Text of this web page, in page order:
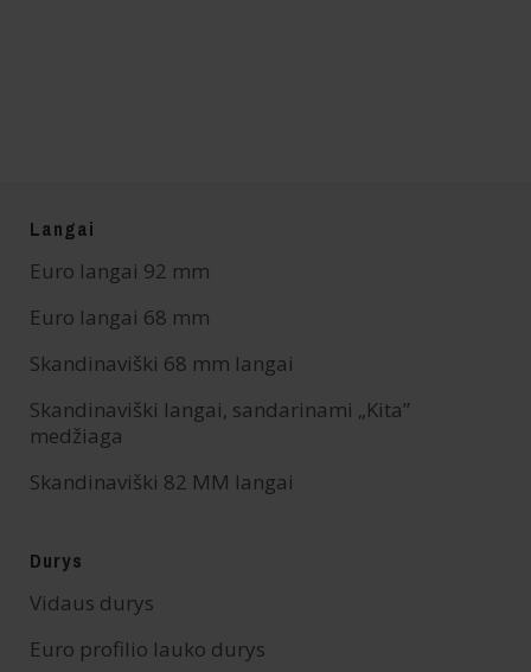
Langai
Euro langai 92 mm
Euro langai 68 mm
Skandinaviški 68 mm langai
Skandinaviški langai, sandarinami „Kita”
medžiaga
Skandinaviški 82 MM langai
Durys
Vidaus durys
Euro profilio lauko durys